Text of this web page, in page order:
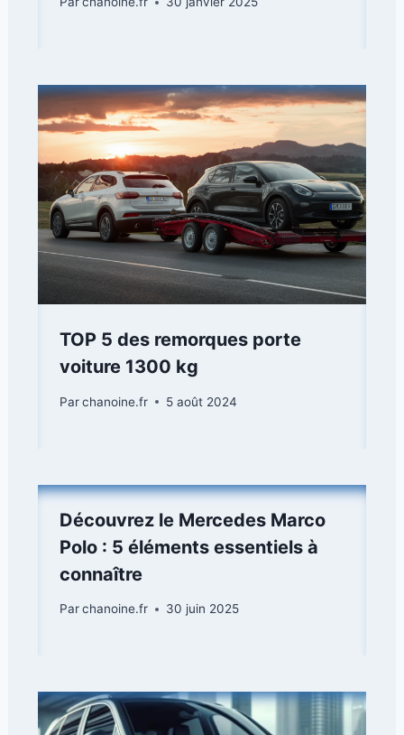
TOP 5 des remorques porte
voiture 1300 kg
Parchanoine.fr 5 août 2024
Découvrez le Mercedes Marco
Polo : 5 éléments essentiels à
connaître
Parchanoine.fr 30 juin 2025